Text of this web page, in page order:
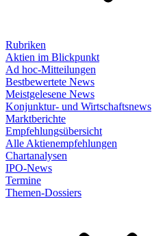
Rubriken
Aktien im Blickpunkt
Ad hoc-Mitteilungen
Bestbewertete News
Meistgelesene News
Konjunktur- und Wirtschaftsnews
Marktberichte
Empfehlungsübersicht
Alle Aktienempfehlungen
Chartanalysen
IPO-News
Termine
Themen-Dossiers